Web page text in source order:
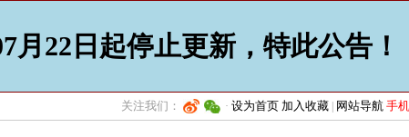
月22日起停止更新，特此公告！
关注我们： · 设为首页 加入收藏 网站导航 手